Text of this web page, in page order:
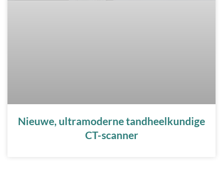
Nieuwe, ultramoderne tandheelkundige
CT-scanner